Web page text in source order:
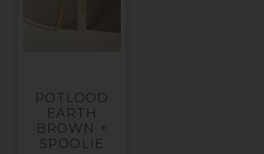
POTLOOD
EARTH
BROWN +
SPOOLIE